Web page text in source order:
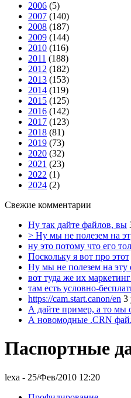
2006 (5)
2007 (140)
2008 (187)
2009 (144)
2010 (116)
2011 (188)
2012 (182)
2013 (153)
2014 (119)
2015 (125)
2016 (142)
2017 (123)
2018 (81)
2019 (73)
2020 (32)
2021 (23)
2022 (1)
2024 (2)
Свежие комментарии
Ну так дайте файлов, вы
> Ну мы не полезем на
ну это потому что его
Поскольку я вот про этот
Ну мы не полезем на эту
вот туда же их
там есть условно-
https://cam.start.canon/en 3
А дайте пример, а то мы
А новомодные .CRN
Паспортные
lexa - 25/Фев/2010 12:20